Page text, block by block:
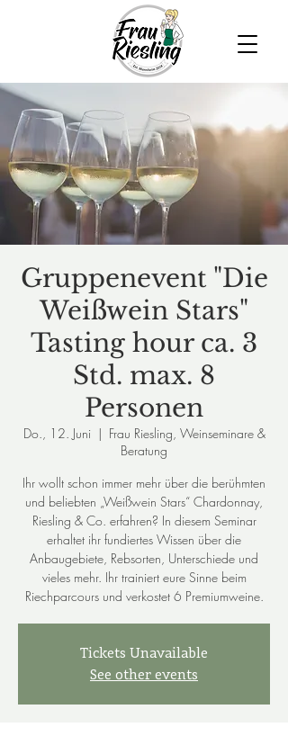
Gruppenevent "Die
Weißwein Stars"
Tasting hour ca. 3
Std. max. 8
Personen
Do., 12. Juni
  |
Frau Riesling, Weinseminare &
Beratung
Ihr wollt schon immer mehr über die berühmten
und beliebten „Weißwein Stars“ Chardonnay,
Riesling & Co. erfahren? In diesem Seminar
erhaltet ihr fundiertes Wissen über die
Anbaugebiete, Rebsorten, Unterschiede und
vieles mehr. Ihr trainiert eure Sinne beim
Riechparcours und verkostet 6 Premiumweine.
Tickets Unavailable
See other events